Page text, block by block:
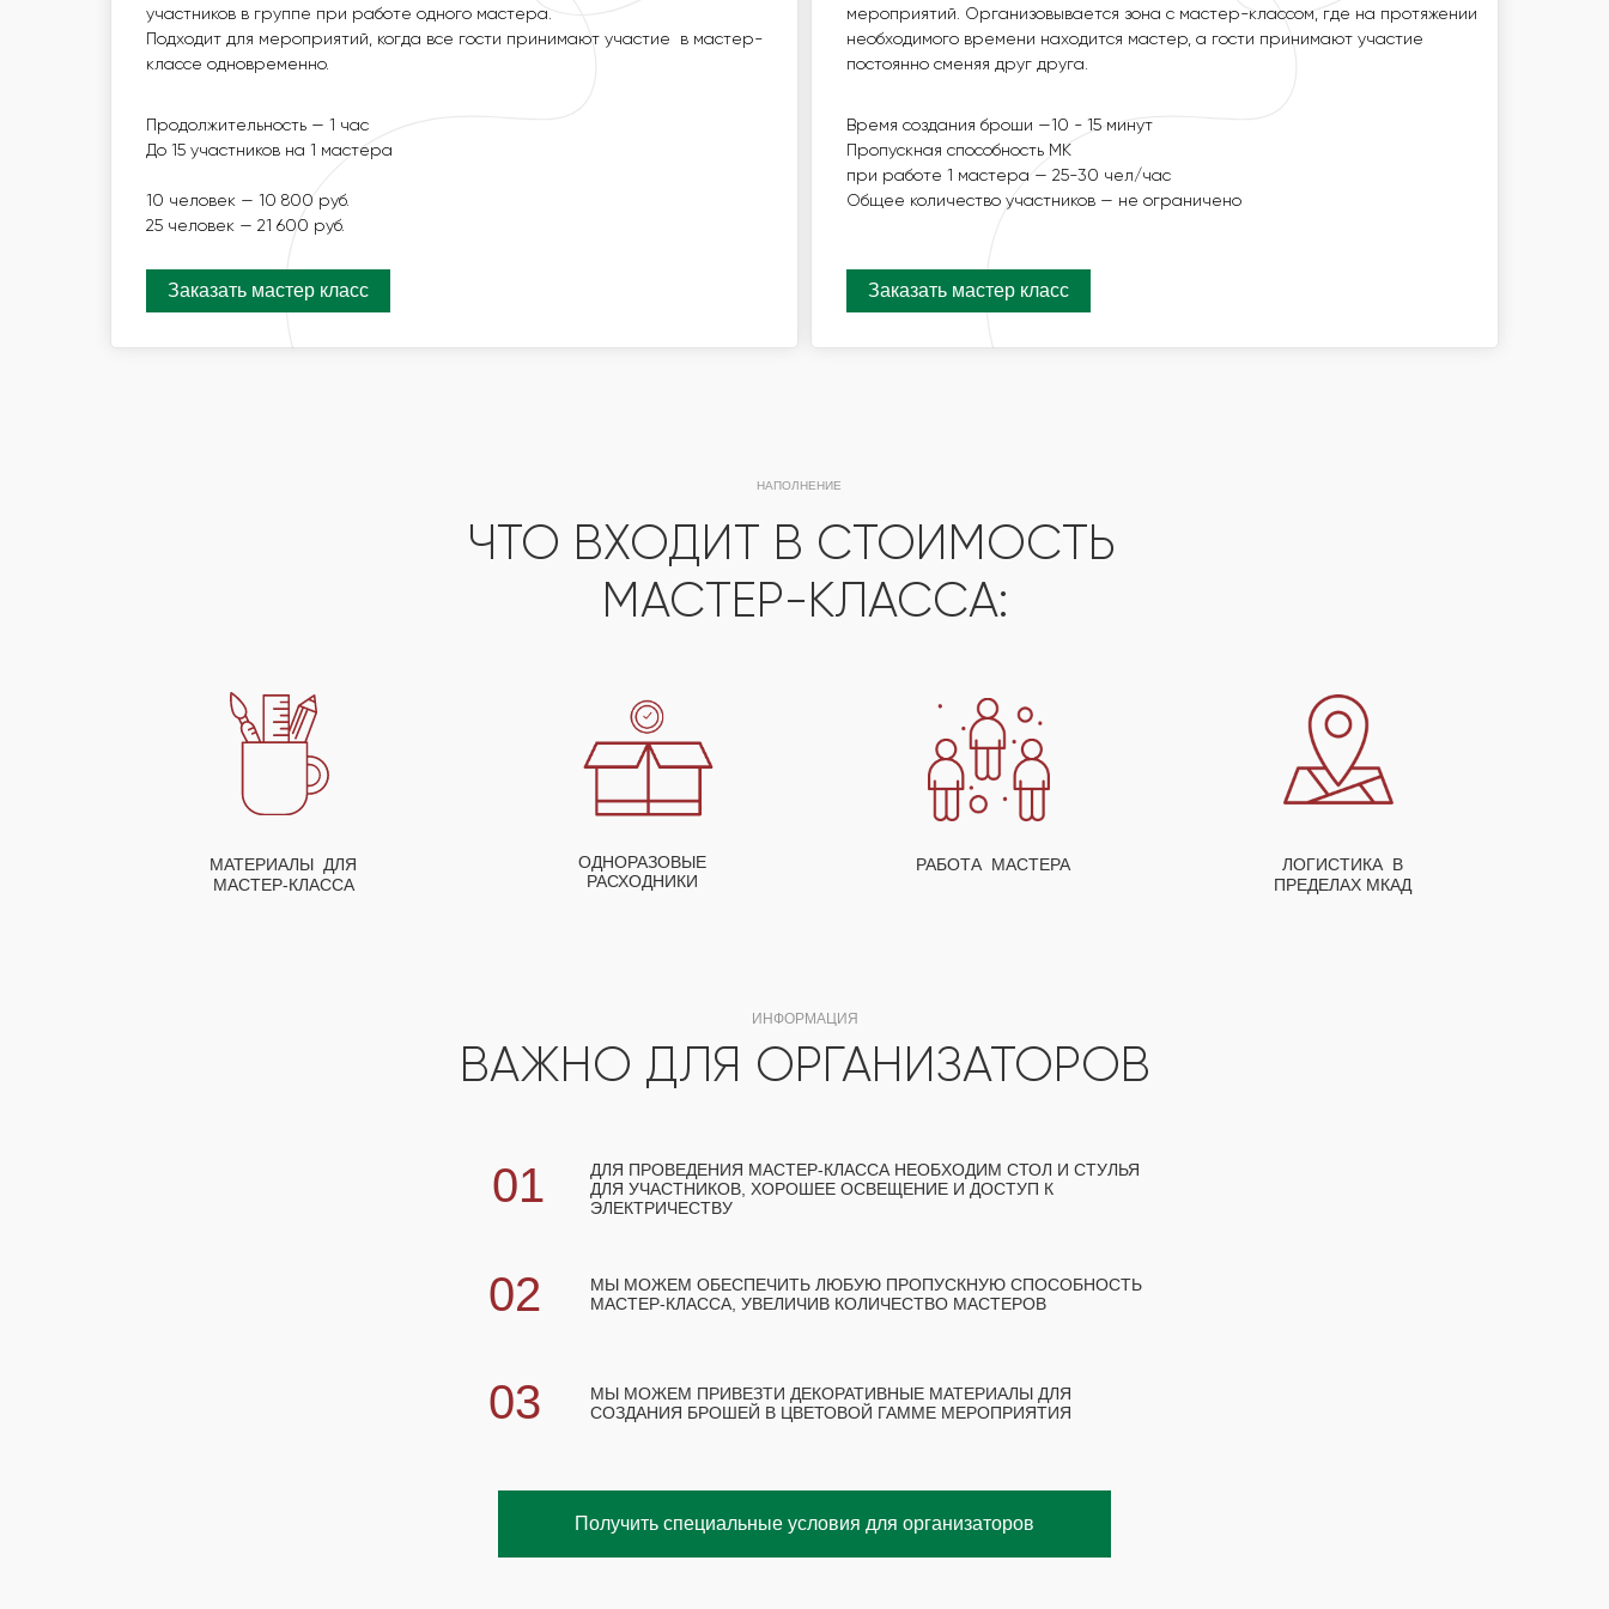
ПОДХОДИТ ДЛЯ МЕРОПРИЯТИЙ, КОГДА ВСЕ ГОСТИ ПРИНИМАЮТ
УЧАСТИЕ В МАСТЕР-КЛАССЕ ОДНОВРЕМЕННО.
ДО 15 УЧАСТНИКОВ НА 1 МАСТЕРА
МАСТЕР-КЛАССОМ, ГДЕ НА ПРОТЯЖЕНИИ НЕОБХОДИМОГО ВРЕМЕНИ
НАХОДИТСЯ МАСТЕР, А ГОСТИ ПРИНИМАЮТ УЧАСТИЕ ПОСТОЯННО
СМЕНЯЯ ДРУГ ДРУГА.
ПРОПУСКНАЯ СПОСОБНОСТЬ МК
ПРИ РАБОТЕ 1 МАСТЕРА — 3-5 ЧЕЛ/ЧАС
ОБЩЕЕ КОЛИЧЕСТВО УЧАСТНИКОВ — НЕ ОГРАНИЧЕНО
Заказать мастер класс Заказать мастер класс
Время создания броши —10 - 15 минут
Пропускная способность МК
при работе 1 мастера — 25-30 чел/час
Общее количество участников — не ограничено
мероприятий. Организовывается зона с мастер-классом, где на протяжении
необходимого времени находится мастер, а гости принимают участие
постоянно сменяя друг друга.
Заказать мастер класс
Продолжительность — 1 час
До 15 участников на 1 мастера
10 человек — 10 800 руб.
25 человек — 21 600 руб.
участников в группе при работе одного мастера.
Подходит для мероприятий, когда все гости принимают участие в мастер-
классе одновременно.
Заказать мастер класс
ЧТО ВХОДИТ В СТОИМОСТЬ
МАСТЕР-КЛАССА:
ВАЖНО ДЛЯ ОРГАНИЗАТОРОВ
НАПОЛНЕНИЕ
МАТЕРИАЛЫ ДЛЯ
МАСТЕР-КЛАССА
ОДНОРАЗОВЫЕ
РАСХОДНИКИ
РАБОТА МАСТЕРА
ЛОГИСТИКА В
ПРЕДЕЛАХ МКАД
ИНФОРМАЦИЯ
01
02
03
ДЛЯ ПРОВЕДЕНИЯ МАСТЕР-КЛАССА НЕОБХОДИМ СТОЛ И СТУЛЬЯ
ДЛЯ УЧАСТНИКОВ, ХОРОШЕЕ ОСВЕЩЕНИЕ И ДОСТУП К
ЭЛЕКТРИЧЕСТВУ
МЫ МОЖЕМ ОБЕСПЕЧИТЬ ЛЮБУЮ ПРОПУСКНУЮ СПОСОБНОСТЬ
МАСТЕР-КЛАССА, УВЕЛИЧИВ КОЛИЧЕСТВО МАСТЕРОВ
МЫ МОЖЕМ ПРИВЕЗТИ ДЕКОРАТИВНЫЕ МАТЕРИАЛЫ ДЛЯ
СОЗДАНИЯ БРОШЕЙ В ЦВЕТОВОЙ ГАММЕ МЕРОПРИЯТИЯ
Получить специальные условия для организаторов